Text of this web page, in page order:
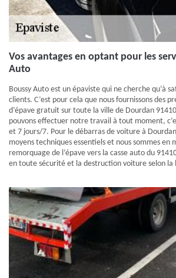
Vos avantages en optant pour les
Auto
Boussy Auto est un épaviste qui ne cherche qu’à
clients. C’est pour cela que nous fournissons des
d’épave gratuit sur toute la ville de Dourdan
pouvons effectuer notre travail à tout moment,
et 7 jours/7. Pour le débarras de voiture à
moyens techniques essentiels et nous sommes en
remorquage de l’épave vers la casse auto du
en toute sécurité et la destruction voiture selon la